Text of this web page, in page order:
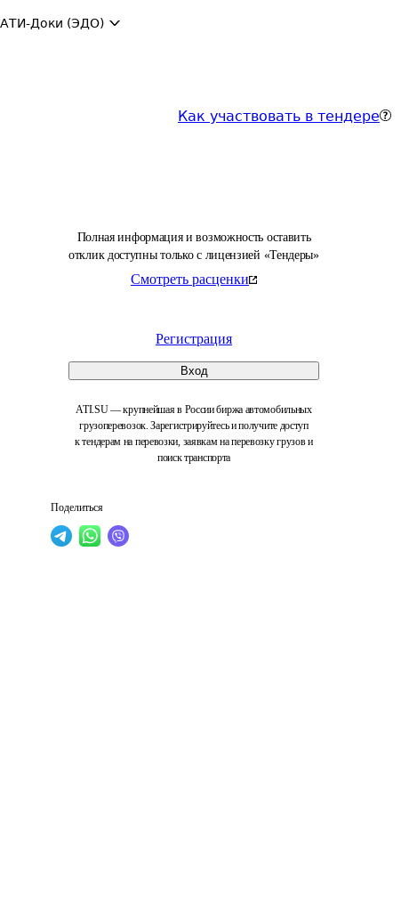
АТИ-Доки (ЭДО)
Как участвовать в тендере
Полная информация и возможность оставить
отклик доступны только с лицензией «Тендеры»
Смотреть расценки
Регистрация
Вход
ATI.SU — крупнейшая в России биржа автомобильных
грузоперевозок. Зарегистрируйтесь и получите доступ
к тендерам на перевозки, заявкам на перевозку грузов и
поиск транспорта
Поделиться